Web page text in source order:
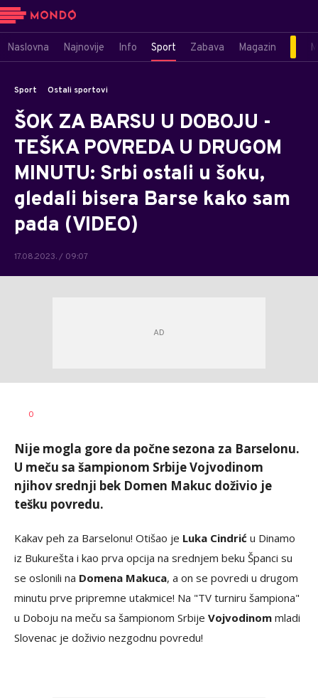
Naslovna Najnovije Info Sport Zabava Magazin
Sport Ostali sportovi
ŠOK ZA BARSU U DOBOJU -
TEŠKA POVREDA U DRUGOM
MINUTU: Srbi ostali u šoku,
gledali bisera Barse kako sam
pada (VIDEO)
17.08.2023. / 09:07
0
Nije mogla gore da počne sezona za Barselonu.
U meču sa šampionom Srbije Vojvodinom
njihov srednji bek Domen Makuc doživio je
tešku povredu.
Kakav peh za Barselonu! Otišao je Luka Cindrić u Dinamo
iz Bukurešta i kao prva opcija na srednjem beku Španci su
se oslonili na Domena Makuca, a on se povredi u drugom
minutu prve pripremne utakmice! Na "TV turniru šampiona"
u Doboju na meču sa šampionom Srbije Vojvodinom mladi
Slovenac je doživio nezgodnu povredu!